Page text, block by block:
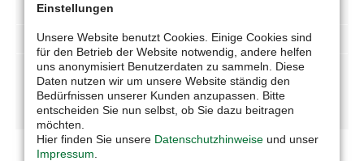
hochverschleißfester Unterbau
erhöhte Seitenteile aus 10 mm Hardox
PROSPEKT (PDF)
Einstellungen
Unsere Website benutzt Cookies. Einige Cookies sind
für den Betrieb der Website notwendig, andere helfen
uns anonymisiert Benutzerdaten zu sammeln. Diese
Daten nutzen wir um unsere Website ständig den
Bedürfnissen unserer Kunden anzupassen. Bitte
entscheiden Sie nun selbst, ob Sie dazu beitragen
möchten.
Hier finden Sie unsere Datenschutzhinweise und unser
Impressum